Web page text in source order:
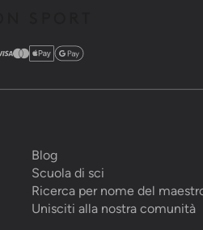
Blog
Scuola di sci
Ricerca per nome del
Unisciti alla nostra comunità